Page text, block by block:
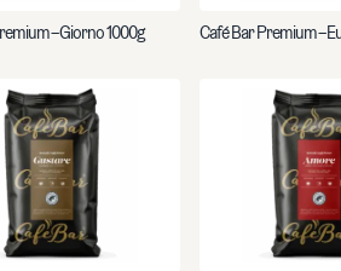
– Giorno 1000g Café Bar Premium –